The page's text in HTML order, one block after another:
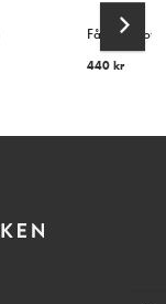
440kr